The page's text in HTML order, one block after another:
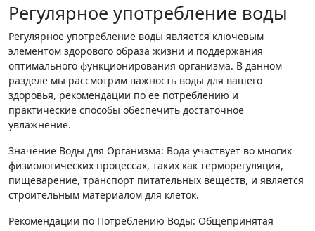
Регулярное употребление воды
Регулярное употребление воды является ключевым
элементом здорового образа жизни и поддержания
оптимального функционирования организма. В данном
разделе мы рассмотрим важность воды для вашего
здоровья, рекомендации по ее потреблению и
практические способы обеспечить достаточное
увлажнение.
Значение Воды для Организма: Вода участвует во многих
физиологических процессах, таких как терморегуляция,
пищеварение, транспорт питательных веществ, и является
строительным материалом для клеток.
Рекомендации по Потреблению Воды: Общепринятая